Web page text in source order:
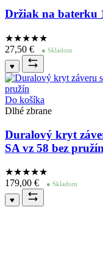
Držiak na baterku
★★★★★
27,50 € ● Skladom
♥
Do košíka
Dlhé zbrane
Duralový kryt
SA vz 58 bez pružín
★★★★★
179,00 € ● Skladom
♥